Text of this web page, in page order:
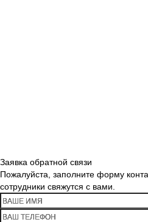
Заявка обратной связи
Пожалуйста, заполните форму
сотрудники свяжутся с вами.